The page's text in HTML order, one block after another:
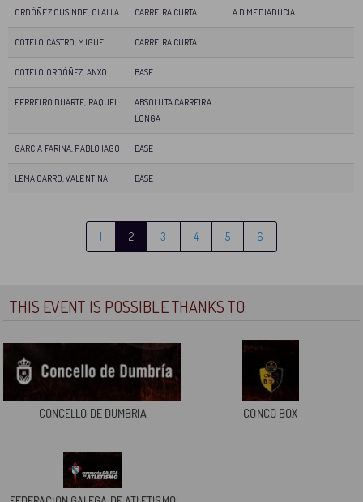
ORDÓÑEZ OUSINDE, OLALLA CARREIRA CURTA A.D.MEDIADUCIA
COTELO CASTRO, MIGUEL CARREIRA CURTA
COTELO ORDÓÑEZ, ANXO BASE
FERREIRO DUARTE, RAQUEL
ABSOLUTA CARREIRA
LONGA
GARCIA FARIÑA, PABLO IAGO BASE
LEMA CARRO, VALENTINA BASE
1 2 3 4 5 6
THIS EVENT IS POSSIBLE THANKS TO:
CONCELLO DE DUMBRIA CONCO BOX